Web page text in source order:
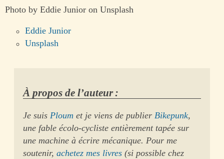
Photo by Eddie Junior on Unsplash
Eddie Junior
Unsplash
À propos de l’auteur :
Je suisPloum et je viens de publierBikepunk,
une fable écolo-cycliste entièrement tapée sur
une machine à écrire mécanique. Pour me
soutenir,achetez mes livres (si possible chez